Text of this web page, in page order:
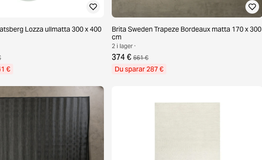
Lozza ullmatta 300 x 400
€
Brita Sweden Trapeze Bordeaux matta 170 x 300
cm
2 i lager ·
374 € 661 €
Du sparar 287 €